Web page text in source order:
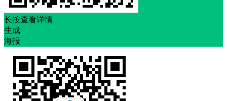
长按查看详情
生成
海报